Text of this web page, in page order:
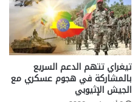
تيغراي تتهم الدعم السريع
بالمشاركة في هجوم عسكري مع
الجيش الإثيوبي